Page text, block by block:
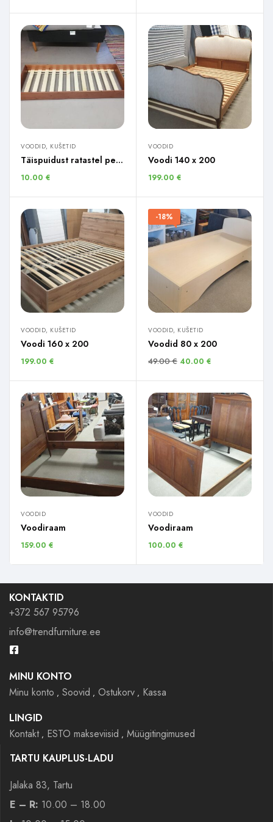
VOODID, KUŠETID
Täispuidust ratastel pesukast
10.00 €
VOODID
Voodi 140 x 200
199.00 €
VOODID, KUŠETID
Voodi 160 x 200
199.00 €
-18%
VOODID, KUŠETID
Voodid 80 x 200
49.00€ 40.00 €
VOODID
Voodiraam
159.00 €
VOODID
Voodiraam
100.00 €
KONTAKTID
+372 567 95796
info@trendfurniture.ee
MINU KONTO
Minu konto
Soovid Ostukorv
Kassa
LINGID
Kontakt
ESTO makseviisid
Müügitingimused
TARTU KAUPLUS-LADU
Jalaka 83, Tartu
E – R: 10.00 – 18.00